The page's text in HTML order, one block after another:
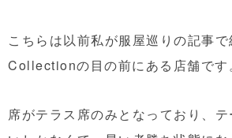
こちらは以前私が服屋巡りの記事
Collectionの目の前にある店舗です
席がテラス席のみとなっており、